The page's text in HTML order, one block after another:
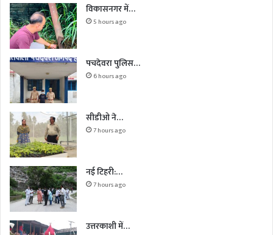
विकासनगर में…
5 hours ago
पचदेवरा पुलिस…
6 hours ago
सीडीओ ने…
7 hours ago
नई टिहरी:…
7 hours ago
उत्तरकाशी में…